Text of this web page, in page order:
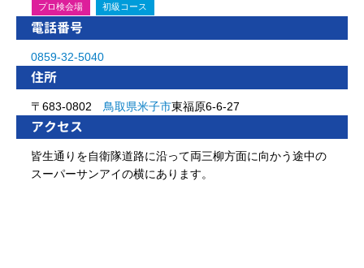
プロ検会場 初級コース
電話番号
0859-32-5040
住所
〒683-0802 鳥取県米子市東福原6-6-27
アクセス
皆生通りを自衛隊道路に沿って両三柳方面に向かう途中の
スーパーサンアイの横にあります。